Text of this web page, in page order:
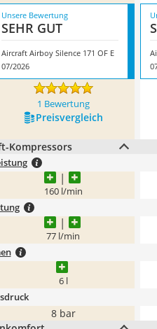
Unsere Bewertung
SEHR GUT
Aircraft Airboy Silence 171 OF E
07/2026
1 Bewertung
Preis­vergleich
Kompressors
160 l/min
77 l/min
6 l
8 bar